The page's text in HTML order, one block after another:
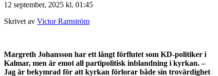
12 september, 2025 kl. 01:45
Skrivet av Victor Ramström
Margreth Johansson har ett långt förflutet som KD-politiker i
Kalmar, men är emot all partipolitisk inblandning i kyrkan.–
Jag är bekymrad för att kyrkan förlorar både sin trovärdighet